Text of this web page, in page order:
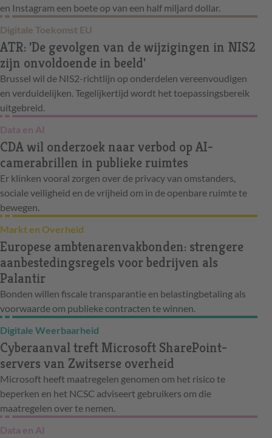
en Instagram een boete op van een half miljard dollar.
Digitale Toekomst EU
ATR: 'De gevolgen van de wijzigingen in NIS2
zijn onvoldoende in beeld'
Brussel wil de NIS2-richtlijn op onderdelen vereenvoudigen
en verduidelijken. Tegelijkertijd wordt het toepassingsbereik
uitgebreid.
Data en AI
CDA wil onderzoek naar verbod op AI-
camerabrillen in publieke ruimtes
Er klinken vooral zorgen over de privacy van omstanders,
sociale veiligheid en de vrijheid om in de openbare ruimte te
bewegen.
Markt en Overheid
Europese ambtenarenvakbonden: strengere
aanbestedingsregels voor bedrijven als
Palantir
Bonden willen fiscale transparantie en belastingbetaling als
voorwaarde om publieke contracten te winnen.
Digitale Weerbaarheid
Cyberaanval treft Microsoft SharePoint-
servers van Zwitserse overheid
Microsoft heeft maatregelen genomen om het risico te
beperken en het NCSC adviseert gebruikers om die
maatregelen over te nemen.
Data en AI